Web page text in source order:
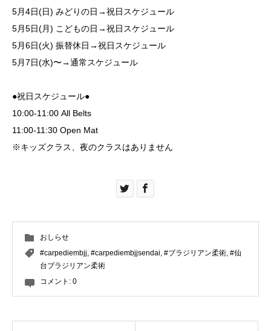
5月4日(日) みどりの日→祝日スケジュール
5月5日(月) こどもの日→祝日スケジュール
5月6日(火) 振替休日→祝日スケジュール
5月7日(水)〜→通常スケジュール
●祝日スケジュール●
10:00-11:00 All Belts
11:00-11:30 Open Mat
※キッズクラス、夜のクラスはありません
おしらせ
#carpediembjj, #carpediembjjsendai, #ブラジリアン柔術, #仙
台ブラジリアン柔術
コメント: 0